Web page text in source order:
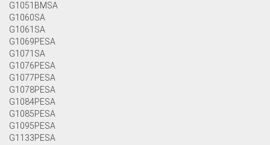
G1051BMSA
G1060SA
G1061SA
G1069PESA
G1071SA
G1076PESA
G1077PESA
G1078PESA
G1084PESA
G1085PESA
G1095PESA
G1133PESA